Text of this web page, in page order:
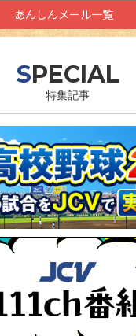
あんしんメール一覧
SPECIAL
特集記事